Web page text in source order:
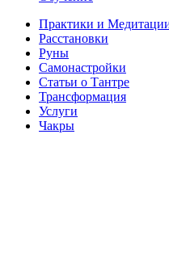
Практики и
Расстановки
Руны
Самонастройки
Статьи о Тантре
Трансформация
Услуги
Чакры